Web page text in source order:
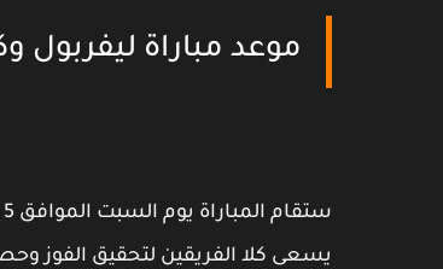
موعد مباراة ليفربول
يسعى كلا الفريقين لتحقيق الفوز